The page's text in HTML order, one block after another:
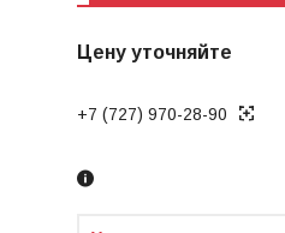
Цену уточняйте
+7 (727) 970-28-90